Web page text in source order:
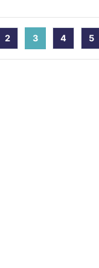
2 3 (current)
4 5